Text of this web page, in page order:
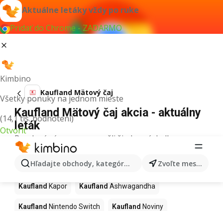
Aktuálne letáky vždy po ruke
Pridať do Chrome - ZADARMO
Kimbino
Všetky ponuky na jednom mieste
(14,1 tis. hodnotení)
Otvoriť
Hľadajte obchody, kategórie, produkty... Zvoľte mesto
Kaufland Mätový čaj
Kaufland Mätový čaj akcia - aktuálny
leták
Pre daný výraz sme nenašli žiadne výsledky.
Ďalšie produkty v obchodoch
Kaufland
Kaufland Kapor Kaufland Ashwagandha
Kaufland Nintendo Switch Kaufland Noviny